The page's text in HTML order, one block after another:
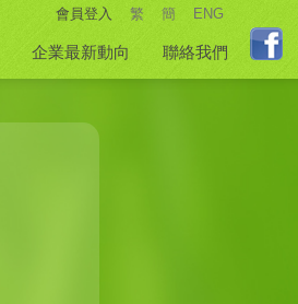
會員登入 繁 簡 ENG
企業最新動向 聯絡我們